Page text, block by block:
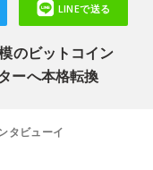
のビットコイン
ーへ本格転換
LINEで送る
タビューイ